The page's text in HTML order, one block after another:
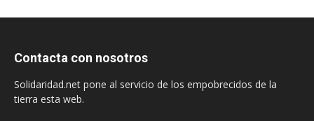
Contacta con nosotros
Solidaridad.net pone al servicio de los empobrecidos de la
tierra esta web.